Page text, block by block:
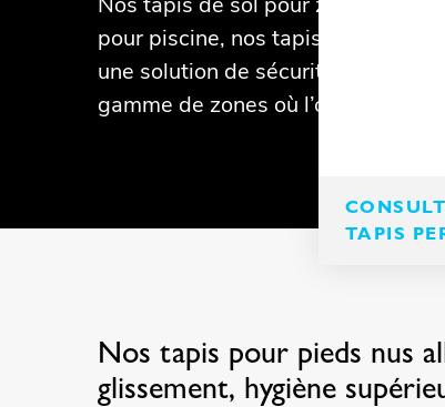
TAPIS
pour piscine, nos tapis de piscine
une solution de sécurité légère et
gamme de zones où l’on marche
Nos tapis pour pieds nus
glissement, hygiène